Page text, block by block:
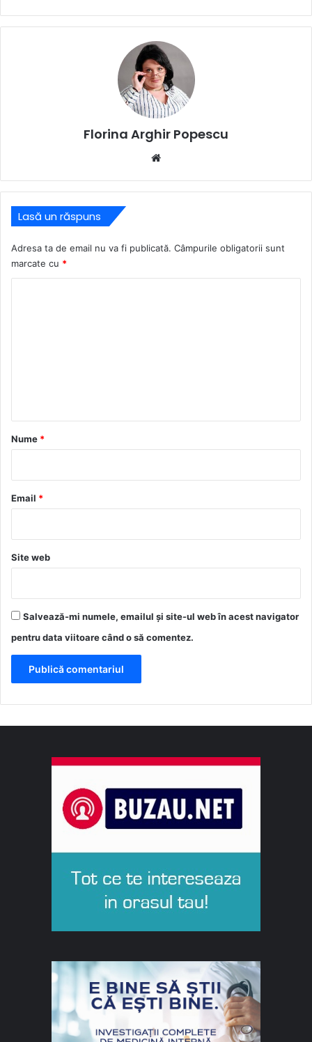
Florina Arghir Popescu
Lasă un răspuns
Adresa ta de email nu va fi publicată. Câmpurile obligatorii sunt
marcate cu *
r
*
Nume *
Email *
Site web
Salvează-mi numele, emailul și site-ul web în acest navigator
pentru data viitoare când o să comentez.